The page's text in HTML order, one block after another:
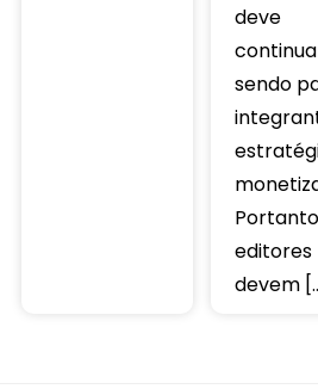
deve
sendo
editores
devem